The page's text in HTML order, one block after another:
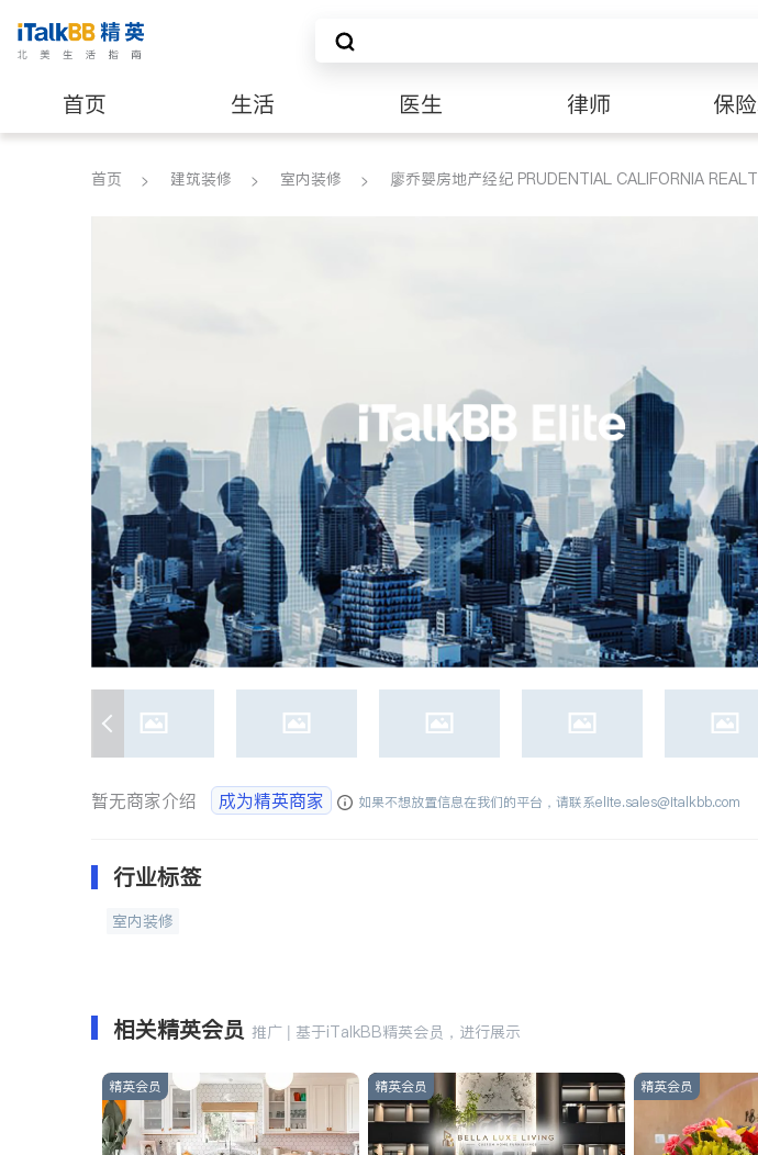
首页 生活 医生 律师 保
养老 非盈利组织
首页 建筑装修 室内装修 廖乔婴房地产经纪 PRUDENTIAL CALIFORNIA
暂无商家介绍 成为精英商家 如果不想放置信息在我们的平台，请联系elite.sales@italkbb.com
行业标签
室内装修
相关精英会员 推广 | 基于iTalkBB精英会员，进行展示
精英会员 精英会员 精英会员